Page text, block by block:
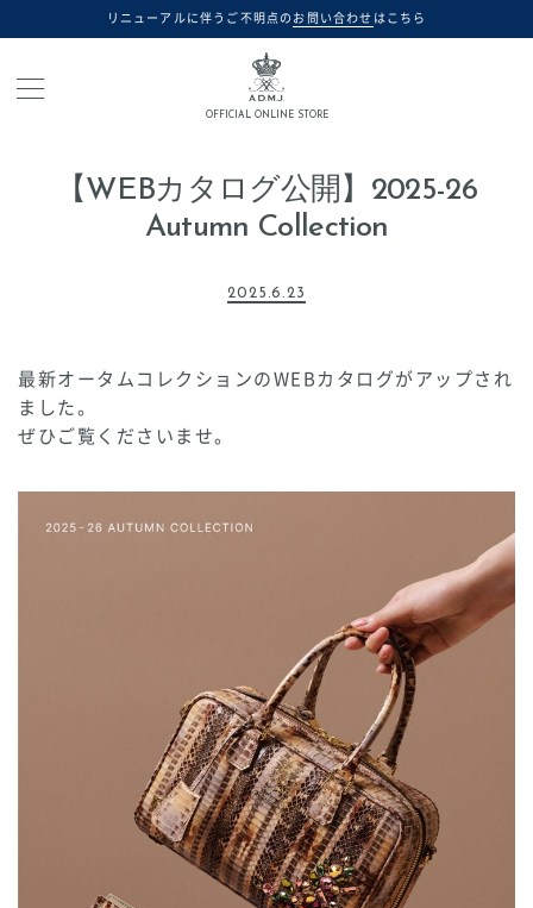
リニューアルに伴うご不明点の お問い合わせ はこちら
OFFICIAL ONLINE STORE
【WEBカタログ公開】2025-26
Autumn Collection
2025.6.23
最新オータムコレクションのWEBカタログがアップされ
ました。
ぜひご覧くださいませ。